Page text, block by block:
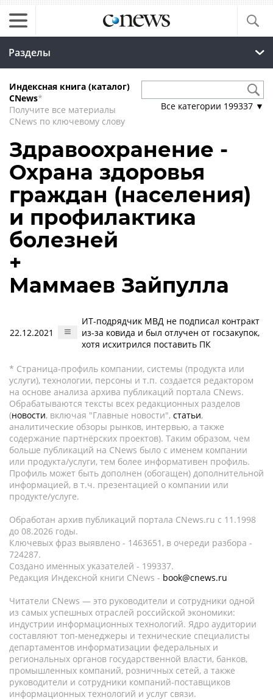
Разделы
Индексная книга (каталог)
CNews*
Получите все материалы
CNews по ключевому слову
Все категории 199337 ▼
Здравоохранение -
Охрана здоровья
граждан (населения)
и профилактика
болезней
+
Маммаев Зайпулла
22.12.2021
ИТ-подрядчик МВД не подписал контракт
из-за ковида и был отлучен от госзакупок,
хотя исхитрился поставить ПК
* Страница-профиль компании, системы (продукта или
услуги), технологии, персоны и т.п. создается редактором
на основе анализа архива публикаций портала CNews.
Обрабатываются тексты всех редакционных разделов
(новости, включая "Главные новости", статьи,
аналитические обзоры рынков, интервью, а также
содержание партнёрских проектов). Таким образом, чем
больше публикаций на CNews было с именем компании
или продукта/услуги, тем более информативен профиль.
Профиль может быть дополнен (обогащен) дополнительной
информацией, в т.ч. презентацией о компании или
продукте/услуге.
Обработан архив публикаций портала CNews.ru c 11.1998
до 08.2026 годы.
Ключевых фраз выявлено - 1463651, в очереди разбора -
724287.
Создано именных указателей - 199337.
Редакция Индексной книги CNews - book@cnews.ru
Читатели CNews — это руководители и сотрудники одной
из самых успешных отраслей российской экономики:
индустрии информационных технологий. Ядро аудитории
составляют топ-менеджеры и технические специалисты
департаментов информатизации федеральных и
региональных органов государственной власти, банков,
промышленных компаний, розничных сетей, а также
руководители и сотрудники компаний-поставщиков
информационных технологий и услуг связи.